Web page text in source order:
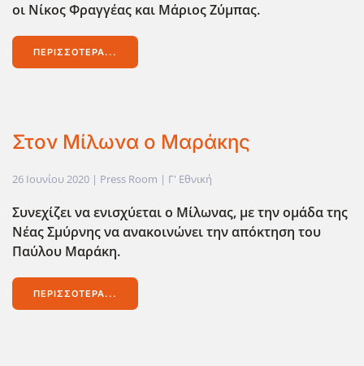
οι Νίκος Φραγγέας και Μάριος Ζύμπας.
ΠΕΡΙΣΣΌΤΕΡΑ...
Στον Μίλωνα ο Μαράκης
26 Ιουνίου 2020 | Press Room | Γ' Εθνική
Συνεχίζει να ενισχύεται ο Μίλωνας, με την ομάδα της
Νέας Σμύρνης να ανακοινώνει την απόκτηση του
Παύλου Μαράκη.
ΠΕΡΙΣΣΌΤΕΡΑ...